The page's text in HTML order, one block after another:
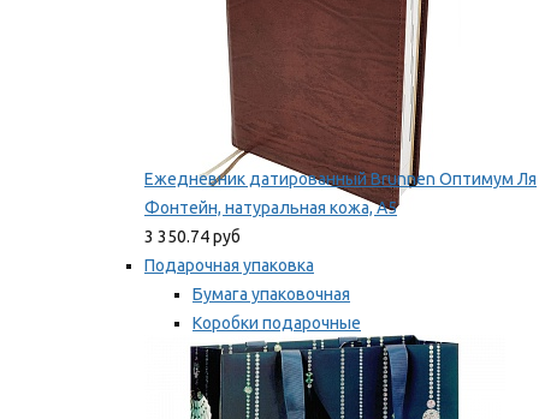
Ежедневник датированный Brunnen Оптимум Ля
Фонтейн, натуральная кожа, А5
3 350.74 руб
Подарочная упаковка
Бумага упаковочная
Коробки подарочные
Ленты, бобины
Мы рекомендуем